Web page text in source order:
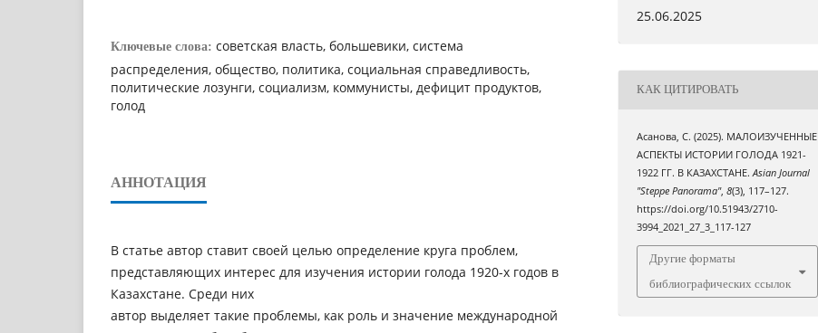
Ключевые слова: советская власть, большевики, система
распределения, общество, политика, социальная справедливость,
политические лозунги, социализм, коммунисты, дефицит продуктов,
голод
АННОТАЦИЯ
В статье автор ставит своей целью определение круга проблем,
представляющих интерес для изучения истории голода 1920-х годов в
Казахстане. Среди них
автор выделяет такие проблемы, как роль и значение международной
25.06.2025
КАК ЦИТИРОВАТЬ
Асанова, С. (2025). МАЛОИЗУЧЕННЫЕ
АСПЕКТЫ ИСТОРИИ ГОЛОДА 1921-
1922 ГГ. В КАЗАХСТАНЕ.Asian Journal
"Steppe Panorama",8(3), 117–127.
https://doi.org/10.51943/2710-
3994_2021_27_3_117-127
Другие форматы
библиографических ссылок